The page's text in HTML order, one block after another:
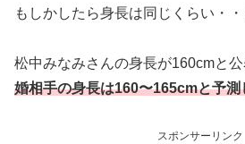
もしかしたら身長は同じくらい・・
松中みなみさんの身長が160cmと公
婚相手の身長は160〜165cmと予測
スポンサーリンク